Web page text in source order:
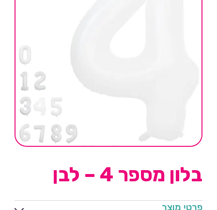
בלון מספר 4 – לבן
פרטי מוצר